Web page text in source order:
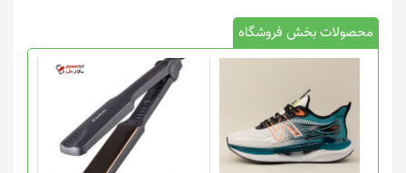
محصولات بخش فروشگاه
محصول
دارای
انواع
مختلفی